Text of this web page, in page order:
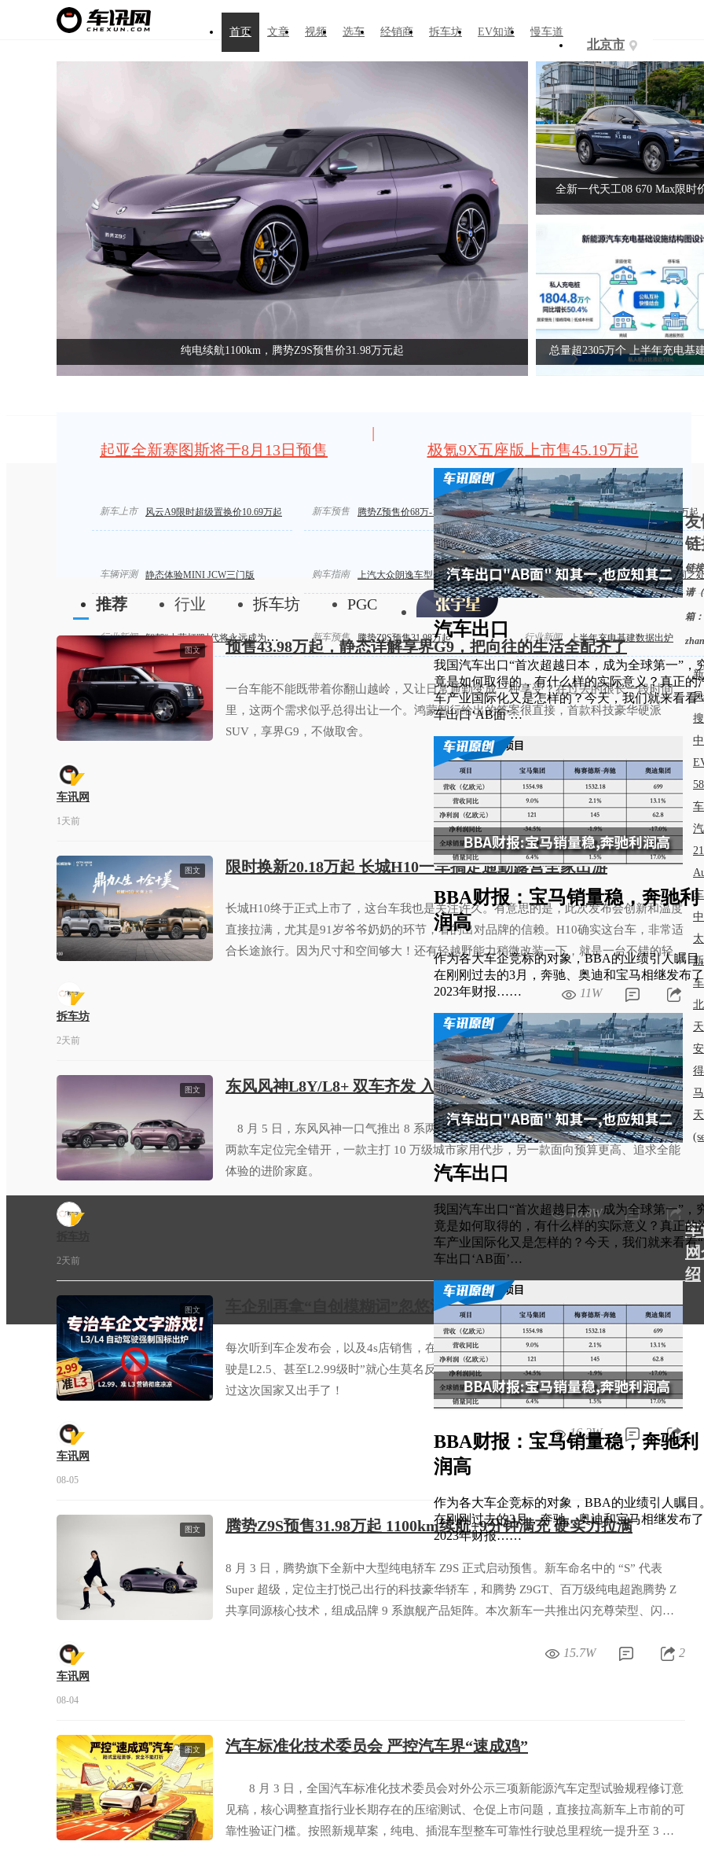
首页 文章 视频 选车 经销商 拆车坊 EV知道 慢车道
北京市
上汽嫡系王牌！MG 07预售12.59万起！
智驾“小蓝灯”被禁后 四个替代
车企别再拿“自创模糊词”忽悠
能上路的卡丁车！JCW开起来真的乐趣十足！ 新一代梅赛德斯-迈巴赫GLS SUV亮相
起亚全新赛图斯将于8月13日预售
|
极氪9X五座版上市售45.19万起
新车上市 风云A9限时超级置换价10.69万起 新车预售 腾势Z预售价68万-118万元 新车上市 2027款星途ES指导价17.99 万起
车辆评测 静态体验MINI JCW三门版 购车指南 上汽大众朗逸车型配置盘点 车辆评测 M4纽博格林限量版有何不同之
行业新闻 智驾“小蓝灯”时代将永远成为历史 新车预售 腾势Z9S预售31.98万起 行业新闻 上半年充电基建数据出炉
推荐 行业 拆车坊 PGC
图文 预售43.98万起，静态详解享界G9，把向往的生活全配齐了
一台车能不能既带着你翻山越岭，又让日常通勤变成一种享受？在过去的很长一段时间
里，这两个需求似乎总得出让一个。鸿蒙智行给出的答案很直接，首款科技豪华硬派
SUV，享界G9，不做取舍。
车讯网
1天前
8.9W
图文 限时换新20.18万起 长城H10一车搞定通勤露营全家出游
长城H10终于正式上市了，这台车我也是关注许久。有意思的是，此次发布会创新和温度
直接拉满，尤其是91岁爷爷奶奶的环节，看的出对品牌的信赖。H10确实这台车，非常适
合长途旅行。因为尺寸和空间够大！还有轻越野能力稍微改装一下，就是一台不错的轻度
拆车坊
2天前
11W
图文 东风风神L8Y/L8+ 双车齐发 入门/进阶全覆盖
8 月 5 日，东风风神一口气推出 8 系两款新车 —— 纯电 SUV L8Y、插混 SUV L8+，
两款车定位完全错开，一款主打 10 万级城市家用代步，另一款面向预算更高、追求全能
体验的进阶家庭。
2天前
10.8W
图文 车企别再拿“自创模糊词”忽悠消费者了 国家出手管你们来了
每次听到车企发布会，以及4s店销售，在介绍自家车智能驾驶辅助时，说出“我们的智驾
驶是L2.5、甚至L2.99级时”就心生莫名反感。目前，国家标准只有从L1-L5整数划分。不
过这次国家又出手了！
车讯网
08-05
16.2W
图文 腾势Z9S预售31.98万起 1100km续航+9分钟满充 硬实力拉满
8 月 3 日，腾势旗下全新中大型纯电轿车 Z9S 正式启动预售。新车命名中的 “S” 代表
Super 超级，定位主打悦己出行的科技豪华轿车，和腾势 Z9GT、百万级纯电超跑腾势 Z
共享同源核心技术，组成品牌 9 系旗舰产品矩阵。本次新车一共推出闪充尊荣型、闪充
车讯网
08-04
15.7W 2
图文 汽车标准化技术委员会 严控汽车界“速成鸡”
8 月 3 日，全国汽车标准化技术委员会对外公示三项新能源汽车定型试验规程修订意
见稿，核心调整直指行业长期存在的压缩测试、仓促上市问题，直接拉高新车上市前的可
靠性验证门槛。按照新规草案，纯电、插混车型整车可靠性行驶总里程统一提升至 3 万
汽车出口
我国汽车出口“首次超越日本，成为全球第一”，
竟是如何取得的，有什么样的实际意义？真正的
车产业国际化又是怎样的？今天，我们就来看看
车出口‘AB面’…
BBA财报：宝马销量稳，奔驰利
润高
作为各大车企竞标的对象，BBA的业绩引人瞩目
在刚刚过去的3月，奔驰、奥迪和宝马相继发布了
2023年财报……
汽车出口
我国汽车出口“首次超越日本，成为全球第一”，
竟是如何取得的，有什么样的实际意义？真正的
车产业国际化又是怎样的？今天，我们就来看看
车出口‘AB面’…
BBA财报：宝马销量稳，奔驰利
润高
作为各大车企竞标的对象，BBA的业绩引人瞩目
在刚刚过去的3月，奔驰、奥迪和宝马相继发布了
2023年财报……
友
链
链
请
箱：
车
绍